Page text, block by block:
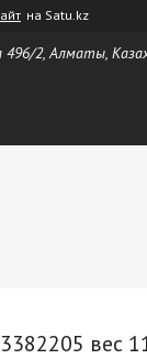
на Satu.kz
496/2, Алматы,
вес